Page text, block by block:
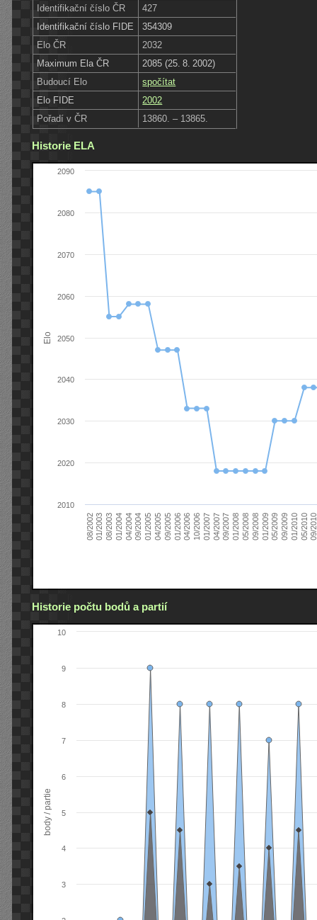
Identifikační číslo ČR
427
Identifikační číslo FIDE
354309
Elo ČR
2032
Maximum Ela ČR
2085 (25. 8. 2002)
Budoucí Elo
spočítat
Elo FIDE
2002
Pořadí v ČR
13860. – 13865.
Historie ELA
Elo
08/200201/200308/200301/200404/200409/200401/200504/200509/200501/200604/200610/200601/200704/200709/200701/200805/200809/200801/200905/200909/200901/201005/201009/
2010
2020
2030
2040
2050
2060
2070
2080
2090
Historie počtu bodů a partií
body / partie
3
4
5
6
7
8
9
10